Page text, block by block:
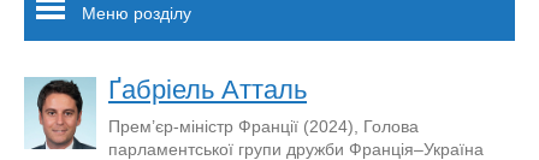
Меню розділу
Ґабріель Атталь
Прем’єр-міністр Франції (2024), Голова
парламентської групи дружби Франція–Україна